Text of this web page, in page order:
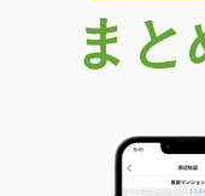
まと